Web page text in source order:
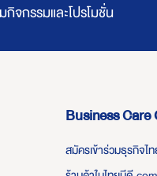
จกรรมและโปรโมชั่น
Business Care
สมัครเข้าร่วมธุรกิจไ